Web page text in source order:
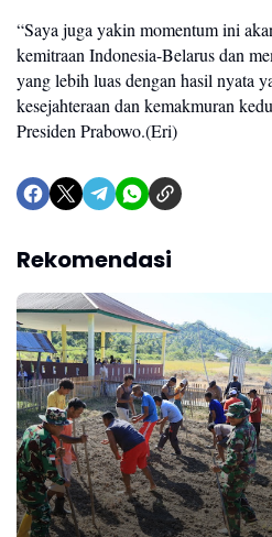
“Saya juga yakin momentum ini
kemitraan Indonesia-Belarus dan
yang lebih luas dengan hasil nyata
kesejahteraan dan kemakmuran
Presiden Prabowo.(Eri)
Rekomendasi